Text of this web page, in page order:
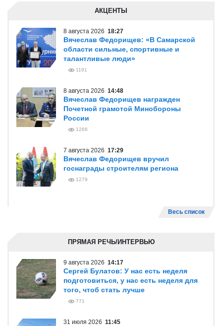
АКЦЕНТЫ
8 августа 2026 18:27
Вячеслав Федорищев: «В Самарской
области сильные, спортивные и
талантливые люди»
1191
8 августа 2026 14:48
Вячеслав Федорищев награжден
Почетной грамотой Минобороны
России
1266
7 августа 2026 17:29
Вячеслав Федорищев вручил
госнаграды строителям региона
1279
Весь список
ПРЯМАЯ РЕЧЬ/ИНТЕРВЬЮ
9 августа 2026 14:17
Сергей Булатов: У нас есть неделя
подготовиться, у нас есть неделя для
того, чтоб стать лучше
771
31 июля 2026 11:45